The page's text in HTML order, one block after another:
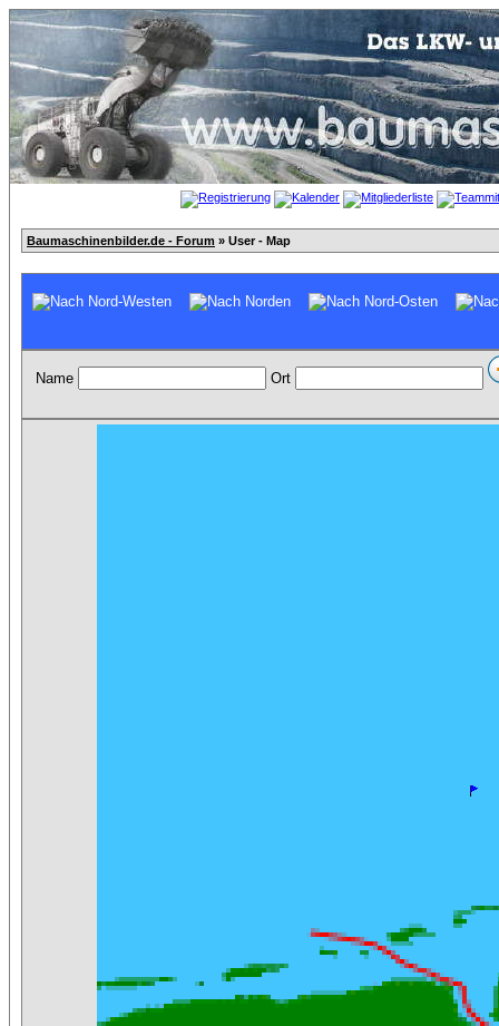
Baumaschinenbilder.de - Forum » User - Map
Name Ort